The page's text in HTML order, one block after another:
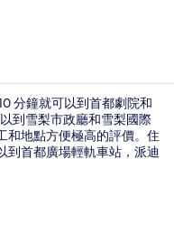
分鐘就可以到首都劇院和
到雪梨市政廳和雪梨國際
和地點方便極高的評價。住
到首都廣場輕軌車站，派迪